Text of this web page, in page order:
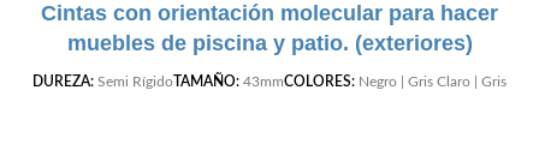
Cintas con orientación molecular para hacer
muebles de piscina y patio. (exteriores)
DUREZA: Semi RígidoTAMAÑO: 43mmCOLORES: Negro | Gris Claro | Gris